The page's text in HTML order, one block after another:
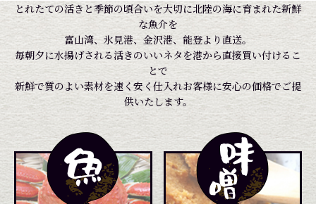
とれたての活きと季節の頃合いを大切に北陸の海に育まれた新鮮
な魚介を
富山湾、氷見港、金沢港、能登より直送。
毎朝夕に水揚げされる活きのいいネタを港から直接買い付けるこ
とで
新鮮で質のよい素材を速く安く仕入れお客様に安心の価格でご提
供いたします。